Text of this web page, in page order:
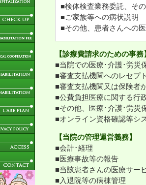
■検体検査業務委託、そ
■ご家族等への病状説明
■その他、患者さんへの
【診療費請求のための事務
■当院での医療･介護･労災
■審査支払機関へのレセプ
■審査支払機関又は保険者
■公費負担医療に関する行
■その他、医療･介護･労災
■オンライン資格確認等シ
【当院の管理運営義務】
■会計･経理
■医療事故等の報告
■当該患者さんの医療サー
■入退院等の病棟管理